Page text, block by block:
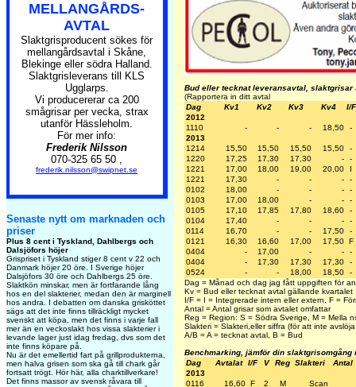
MELLANGÅRDS-
AVTAL
Slaktgrisproducent sökes för
mellangårdsavtal i Skåne,
Blekinge eller södra Halland.
Slaktgrisleverans till KLS
Ugglarps.
Vi producererar ca 200
smågrisar per vecka, strax
utanför Hässleholm.
För mer info:
Frederik Nilsson
070-325 65 50 ,
frederik.nilsson@swipnet.se
Senaste nytt om marknaden och
priser
Plus 8 cent i Tyskland, Dahlbergs och
Dalsjöfors höjer
Grispriset i Tyskland stiger 8 cent v 22 och
Danmark höjer 20 öre. I Sverige höjer
Dalsjöfors 30 öre och Dahlbergs 25 öre.
Slaktkön minskar, men är fortfarande lång
hos en del slakterier, medan den är marginell
hos andra. I debatten om danska grisköttet
sägs att det inte finns tillräckligt mycket
svenskt att köpa, men det finns i varje fall
mer än en veckoslakt hos vissa slakterier i
levande lager just idag fredag, dvs som det
inte finns köpare på.
Nu är det emellertid fart på grillprodukterna,
men halva grisen som ska gå till chark går
fortsatt trögt. Hör här, alla charktillverkare!
Det finns massor av svensk råvara till
Bud eller tecknat leveransavtal, slaktgrisar
(Rapportera in ditt avtal
Dag
Kv1 Kv2 Kv3 Kv4
I/F
2012
1110
- - - 18,50
-
2013
1214
15,50 15,50 15,50 15,50
-
1220
17,25 17,30 17,30 -
-
1221
17,00 18,00 19,00 20,00
I
1221
17,30 - - -
-
0102
18,00 - - -
-
0103
17,00 18,00 - -
-
0105
17,10 17,85 17,80 18,60
-
0104
17,40 - - -
-
0114
16,70 - - 17,50
-
0121
16,30 16,60 17,00 17,50 F
0404
- 17,00 - -
-
0404
- 17,30 17,30 17,30
-
0524
- - 18,00 18,50
-
Dag = Månad och dag jag fått uppgiften för
Kv = Bud eller tecknat avtal gällande kvartalet
I/F = I = Integrerade intern eller extern, F =
Antal = Antal grisar som avtalet omfattar
Reg = Region: S = Södra Sverige, M = Mella
Slakteri = Slakteri,eller siffra (för att inte
A/B = A = tecknat avtal, B = Bud
Benchmarking, jämför din slaktgrisomgång
Dag
Avtalat I/F V Reg Slakteri
Antal
2013
0116
16,60 F 2 M
Scan